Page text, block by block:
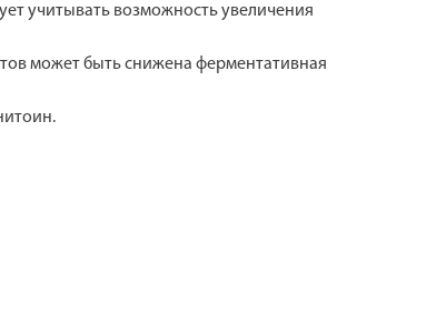
учитывать возможность увеличения
может быть снижена ферментативная